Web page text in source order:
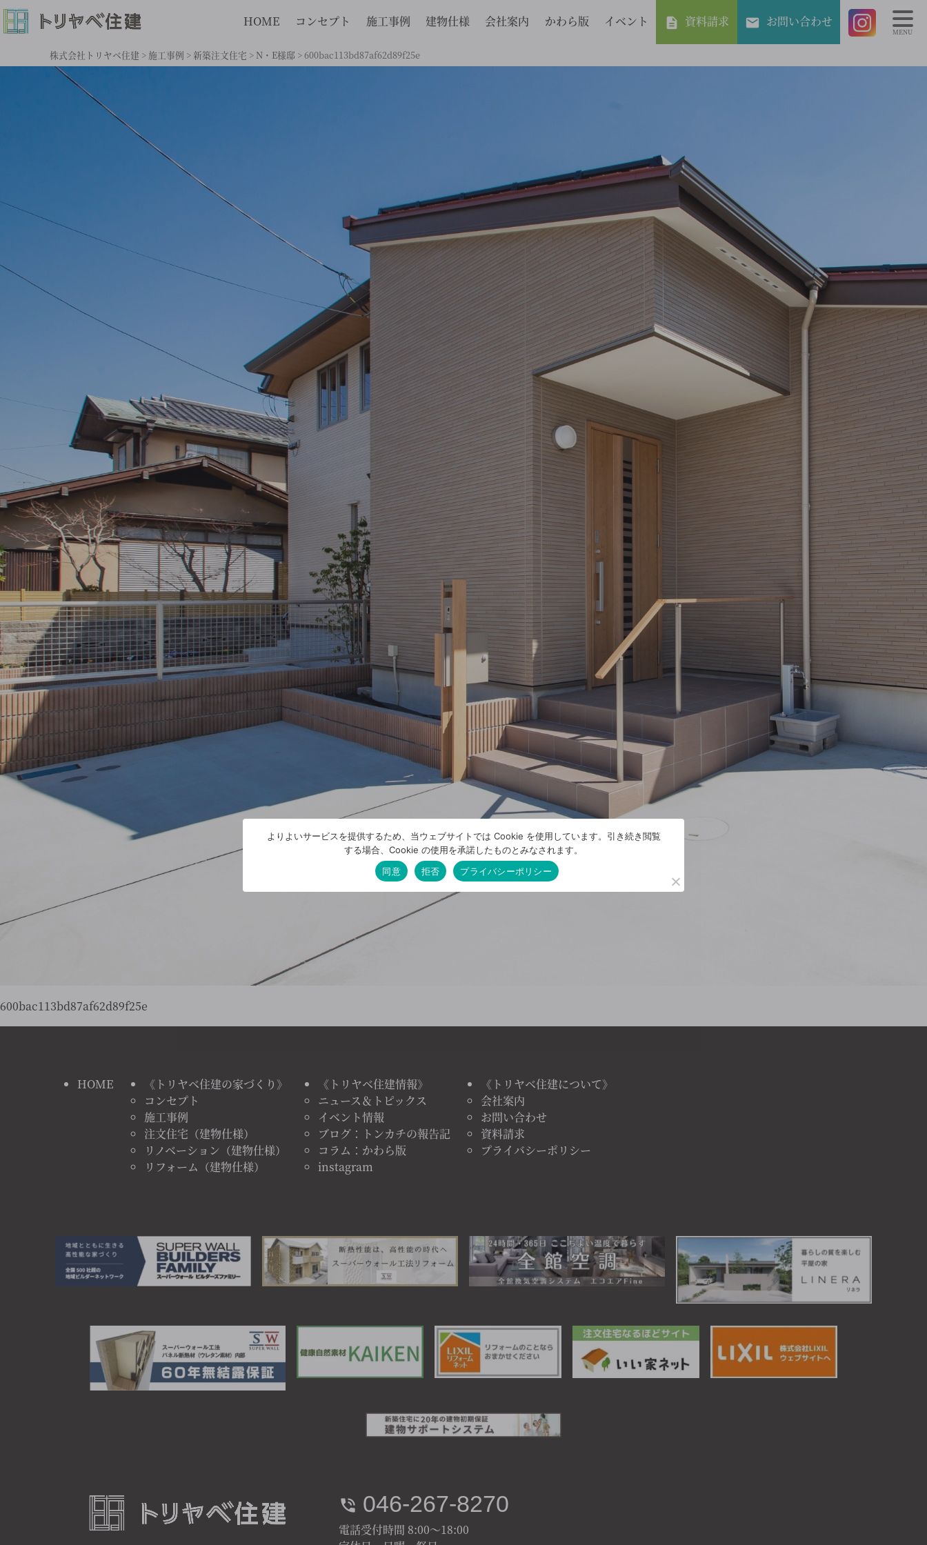
HOME コンセプト 施工事例 建物仕様 会社案内 かわら版 イベント 資料請求 お問い合わせ
株式会社トリヤベ住建 > 施工事例 > 新築注文住宅 > N・E様邸 >600bac113bd87af62d89f25e
600bac113bd87af62d89f25e
MENU
HOME
《トリヤベ住建の家づくり》
コンセプト
施工事例
注文住宅（建物仕様）
リノベーション（建物仕様）
リフォーム（建物仕様）
《トリヤベ住建情報》
ニュース＆トピックス
イベント情報
ブログ：トンカチの報告記
コラム：かわら版
instagram
《トリヤベ住建について》
会社案内
お問い合わせ
資料請求
プライバシーポリシー
046-267-8270
電話受付時間 8:00～18:00
よりよいサービスを提供するため、当ウェブサイトでは Cookie を使用しています。引き続き閲覧
する場合、Cookie の使用を承諾したものとみなされます。
同意
拒否 プライバシーポリシー